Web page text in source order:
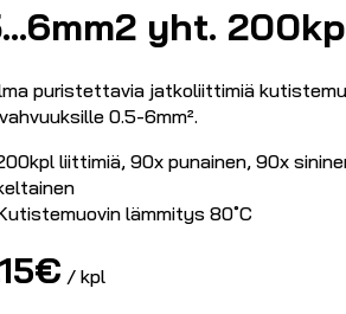
yht.
puristettavia jatkoliittimiä
0.5-6mm².
liittimiä, 90x punainen, 90x
lämmitys 80˚C
€ / kpl